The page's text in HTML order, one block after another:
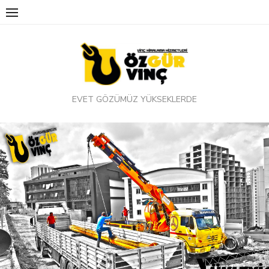
Skip
EVET GÖZÜMÜZ YÜKSEKLERDE